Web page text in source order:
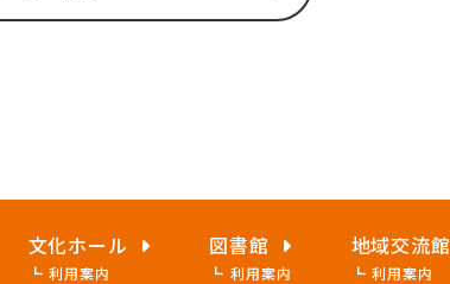
文化ホール
利用案内
図書館
利用案内
地域交流館
利用案内